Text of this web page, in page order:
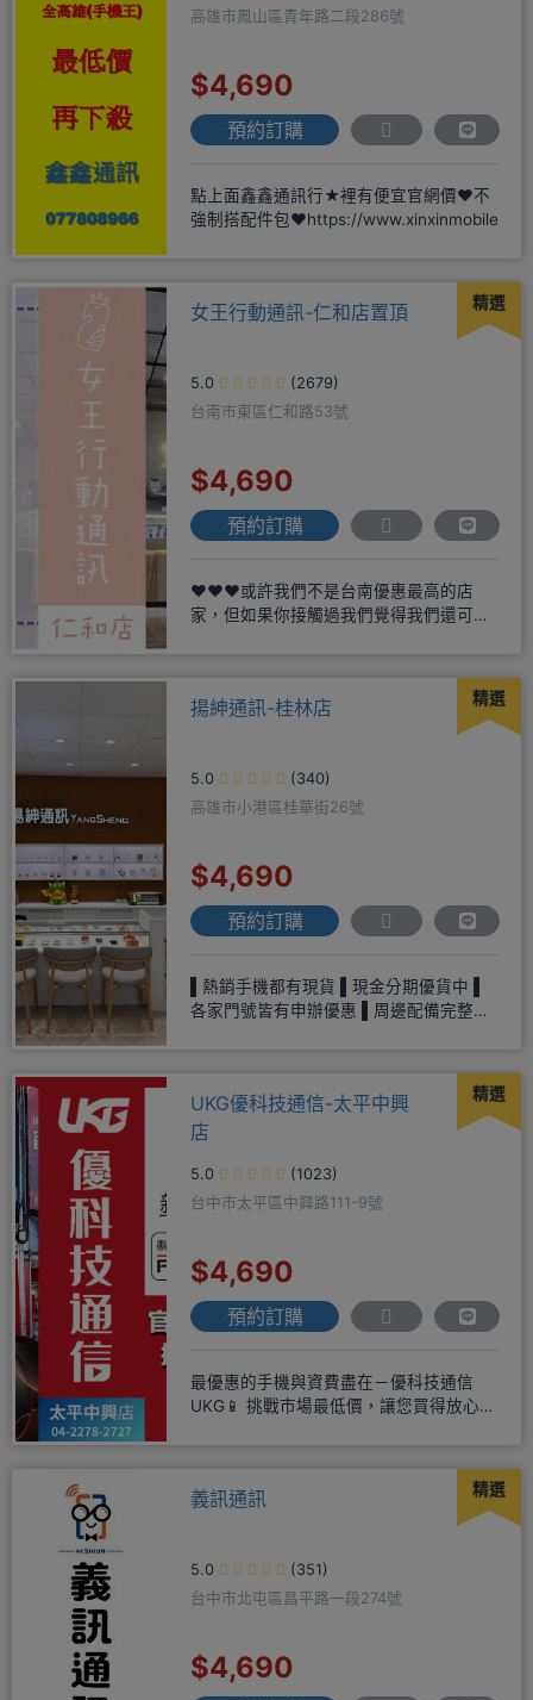
高雄市鳳山區青年路二段286號
$4,690
預約訂購
點上面鑫鑫通訊行★裡有便宜官網價❤️不
強制搭配件包❤️https://www.xinxinmobile
精選
女王行動通訊-仁和店置頂
5.0
(2679)
台南市東區仁和路53號
$4,690
預約訂購
❤️❤️❤️或許我們不是台南優惠最高的店
家，但如果你接觸過我們覺得我們還可
精選
揚紳通訊-桂林店
5.0
(340)
高雄市小港區桂華街26號
$4,690
預約訂購
▌熱銷手機都有現貨 ▌現金分期優貨中 ▌
各家門號皆有申辦優惠 ▌周邊配備完整、
精選
UKG優科技通信-太平中興
店
5.0
(1023)
台中市太平區中興路111-9號
$4,690
預約訂購
最優惠的手機與資費盡在－優科技通信
UKG📱 挑戰市場最低價，讓您買得放心又
精選
義訊通訊
5.0
(351)
台中市北屯區昌平路一段274號
$4,690